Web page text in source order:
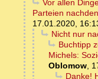
Vor allen
Parteien
17.01.2020,
Nicht nur
Buchtipp
Michels:
Oblomow,
Danke!